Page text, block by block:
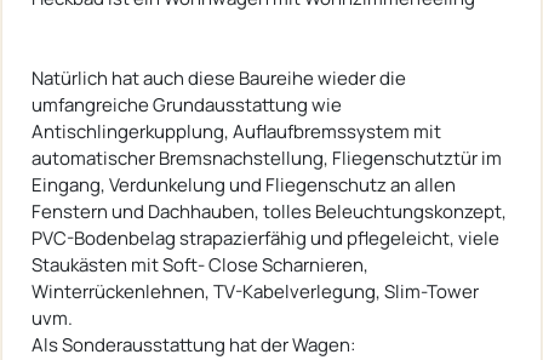
Natürlich hat auch diese Baureihe wieder die
umfangreiche Grundausstattung wie
Antischlingerkupplung, Auflaufbremssystem mit
automatischer Bremsnachstellung, Fliegenschutztür im
Eingang, Verdunkelung und Fliegenschutz an allen
Fenstern und Dachhauben, tolles Beleuchtungskonzept,
PVC-Bodenbelag strapazierfähig und pflegeleicht, viele
Staukästen mit Soft- Close Scharnieren,
Winterrückenlehnen, TV-Kabelverlegung, Slim-Tower
uvm.
Als Sonderausstattung hat der Wagen: